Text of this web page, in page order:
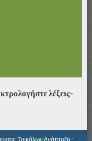
λέξεις-